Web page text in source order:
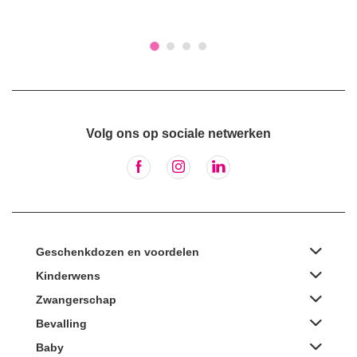
Volg ons op sociale netwerken
Geschenkdozen en voordelen
Kinderwens
Zwangerschap
Bevalling
Baby